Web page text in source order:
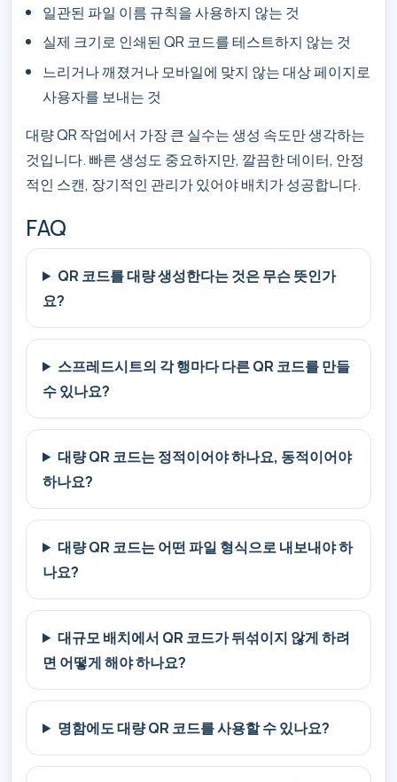
일관된 파일 이름 규칙을 사용하지 않는 것
실제 크기로 인쇄된 QR 코드를 테스트하지 않는 것
느리거나 깨졌거나 모바일에 맞지 않는 대상 페이지로
사용자를 보내는 것
대량 QR 작업에서 가장 큰 실수는 생성 속도만 생각하는
것입니다. 빠른 생성도 중요하지만, 깔끔한 데이터, 안정
적인 스캔, 장기적인 관리가 있어야 배치가 성공합니다.
FAQ
QR 코드를 대량 생성한다는 것은 무슨 뜻인가
요?
스프레드시트의 각 행마다 다른 QR 코드를 만들
수 있나요?
대량 QR 코드는 정적이어야 하나요, 동적이어야
하나요?
대량 QR 코드는 어떤 파일 형식으로 내보내야 하
나요?
대규모 배치에서 QR 코드가 뒤섞이지 않게 하려
면 어떻게 해야 하나요?
명함에도 대량 QR 코드를 사용할 수 있나요?